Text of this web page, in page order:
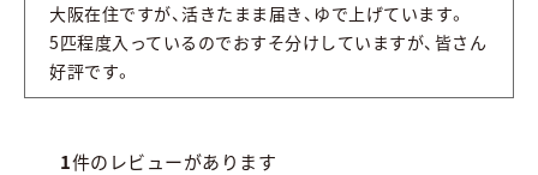
大阪在住ですが、活きたまま届き、ゆで上げています。
5匹程度入っているのでおすそ分けしていますが、皆さん
好評です。
1件のレビューがあります